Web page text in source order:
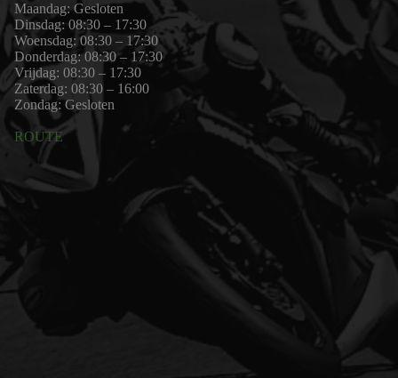
Maandag: Gesloten
Dinsdag: 08:30 – 17:30
Woensdag: 08:30 – 17:30
Donderdag: 08:30 – 17:30
Vrijdag: 08:30 – 17:30
Zaterdag: 08:30 – 16:00
Zondag: Gesloten
ROUTE